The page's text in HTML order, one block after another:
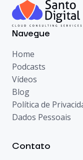
Navegue
Home
Podcasts
Vídeos
Blog
Política de
Dados Pessoais
Contato